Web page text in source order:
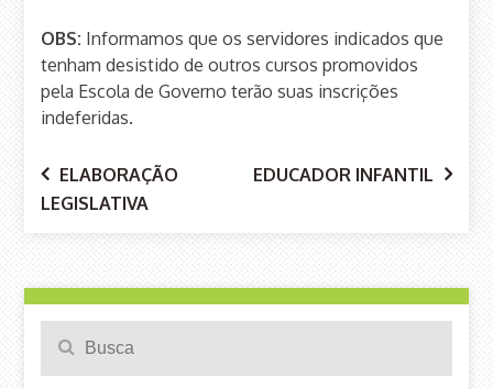
OBS: Informamos que os servidores indicados que
tenham desistido de outros cursos promovidos
pela Escola de Governo terão suas inscrições
indeferidas.
Navegação
de
ELABORAÇÃO
LEGISLATIVA
EDUCADOR INFANTIL
para:
Search